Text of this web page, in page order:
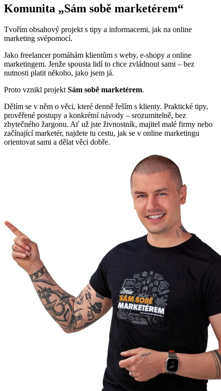
Komunita „Sám sobě marketérem“
Tvořím obsahový projekt s tipy a informacemi, jak na online
marketing svépomocí.
Jako freelancer pomáhám klientům s weby, e-shopy a online
marketingem. Jenže spousta lidí to chce zvládnout sami – bez
nutnosti platit někoho, jako jsem já.
Proto vznikl projekt Sám sobě marketérem.
Dělím se v něm o věci, které denně řeším s klienty. Praktické tipy,
prověřené postupy a konkrétní návody – srozumitelně, bez
zbytečného žargonu. Ať už jste živnostník, majitel malé firmy nebo
začínající marketér, najdete tu cestu, jak se v online marketingu
orientovat sami a dělat věci dobře.